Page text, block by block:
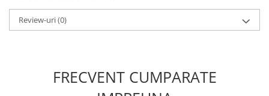
Review-uri(0)
FRECVENT CUMPARATE